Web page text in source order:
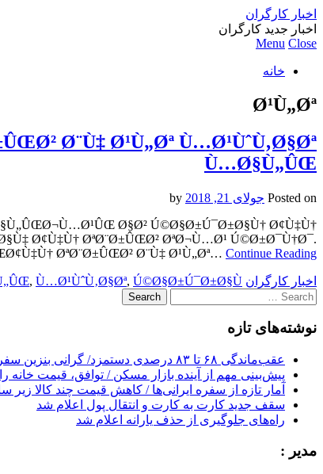
اخبار کارگران
اخبار جدید کارگران
Menu Close
خانه
Ø¹Ù„Øª
Ø¨Ù‡ Ø¹Ù„Øª Ù…Ø¹ÙˆÙ‚Ø§Øª
Ù…Ø§Ù„ÛŒ
Posted on جولای 21, 2018
Ø§Ø² Ú©Ø§Ø±Ú¯Ø±Ø§Ù† Ø¢Ù‡Ù†
Ø¢Ù‡Ù† ØªØ¨Ø±ÛŒØ² ØªØ¬Ù…Ø¹ Ú©Ø±Ø¯Ù†Ø¯.
ØªØ¨Ø±ÛŒØ² Ø¨Ù‡ Ø¹Ù„Øª… Continue Reading
اخبار کارگران , Ù…Ø¹ÙˆÙ‚Ø§Øª, Ú©Ø§Ø±Ú¯Ø±Ø§Ù†
Search
for:
نوشته‌های تازه
عقب‌ماندگی ۶۸ تا ۸۳ درصدی دستمزد/ گرانی بنزین سفره‌های خالی کارگران را ذوب می‌کند
پیش‌بینی مهم از آینده بازار مسکن / توافق، قیمت خانه
آمار تازه از سفره ایرانی‌ها / کاهش قیمت چند کالا زیر
سقف جدید کارت به کارت و انتقال پول اعلام شد
راه‌های جلوگیری از حذف یارانه اعلام شد
مدیر :